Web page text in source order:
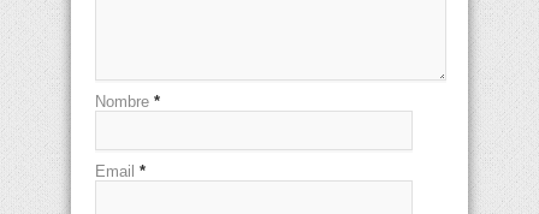
Nombre *
Email *